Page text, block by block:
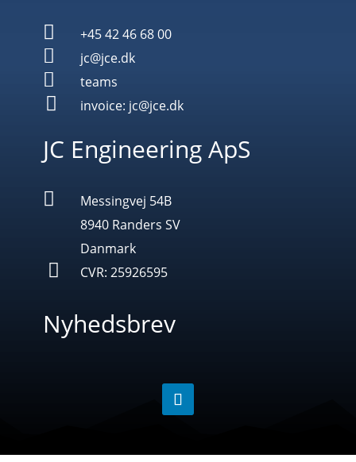
 +45 42 46 68 00
 jc@jce.dk
 teams
 invoice: jc@jce.dk
JC Engineering ApS

Messingvej 54B
8940 Randers SV
Danmark
 CVR: 25926595
Nyhedsbrev